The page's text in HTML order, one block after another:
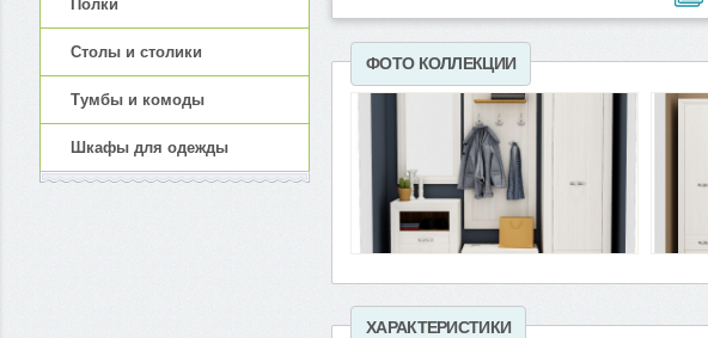
ФОТО КОЛЛЕКЦИИ
ХАРАКТЕРИСТИКИ
Полки
Столы и столики
Тумбы и комоды
Шкафы для одежды